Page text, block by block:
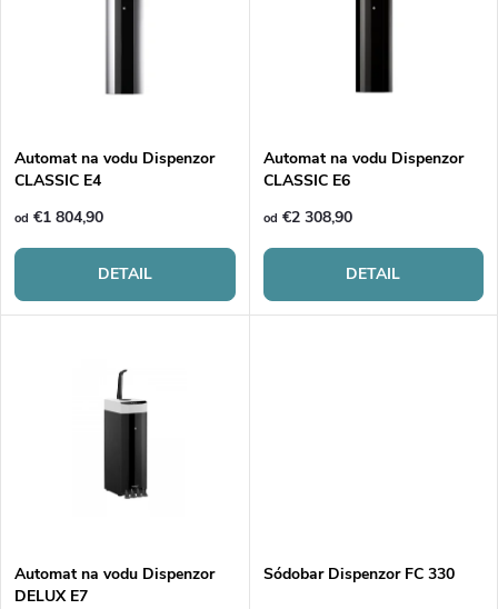
e
p
r
t
s
p
r
o
o
Automat na vodu Dispenzor
CLASSIC E4
od €1 804,90
DETAIL
Automat na vodu Dispenzor
CLASSIC E6
od €2 308,90
DETAIL
Automat na vodu Dispenzor
DELUX E7
Sódobar Dispenzor FC 330